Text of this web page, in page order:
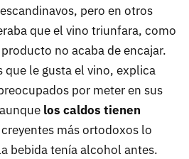
pero en otros
que el vino triunfara, como
no acaba de encajar.
que le gusta el vino, explica
por meter en sus
los caldos tienen
más ortodoxos lo
bebida tenía alcohol antes.